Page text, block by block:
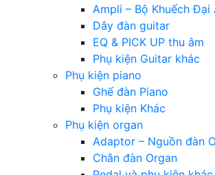
Ampli – Bộ Khuếch Đại
Dây đàn guitar
EQ & PICK UP thu âm
Phụ kiện Guitar khác
Phụ kiện piano
Ghế đàn Piano
Phụ kiện Khác
Phụ kiện organ
Adaptor – Nguồn đàn
Chân đàn Organ